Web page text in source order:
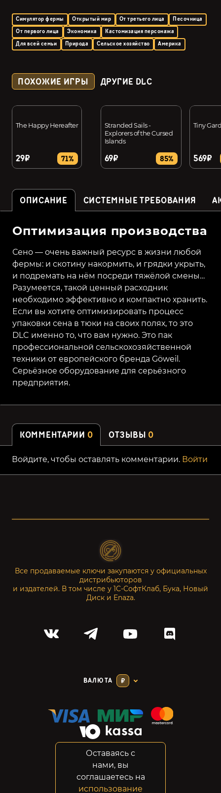
Симулятор фермы Открытый мир От третьего лица
Песочница
От первого лица
Экономика
Кастомизация персонажа
Для всей семьи
Природа Сельское хозяйство Америка
ПОХОЖИЕ ИГРЫ ДРУГИЕ DLC
The Happy Hereafter
29₽ 71%
Stranded Sails -
Explorers of the Cursed
Islands
69₽ 85%
Tiny
569₽
ОПИСАНИЕ СИСТЕМНЫЕ ТРЕБОВАНИЯ
Оптимизация производства
Сено — очень важный ресурс в жизни любой
фермы: и скотину накормить, и грядки укрыть,
и подремать на нём посреди тяжёлой смены…
Разумеется, такой ценный расходник
необходимо эффективно и компактно хранить.
Если вы хотите оптимизировать процесс
упаковки сена в тюки на своих полях, то это
DLC именно то, что вам нужно. Это пак
профессиональной сельскохозяйственной
техники от европейского бренда Göweil.
Серьёзное оборудование для серьёзного
предприятия.
КОММЕНТАРИИ 0 ОТЗЫВЫ 0
Войдите, чтобы оставлять комментарии. Войти
Все продаваемые ключи закупаются у официальных
дистрибьюторов
и издателей. В том числе у 1С-СофтКлаб, Бука, Новый
Диск и Enaza.
ВАЛЮТА ₽
Конфиденциальность
Возвраты
Правовая информация
Оставаясь с
нами, вы
соглашаетесь на
использование